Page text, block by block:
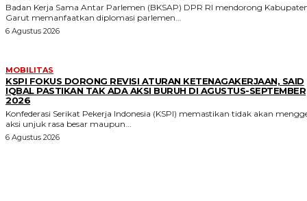
Badan Kerja Sama Antar Parlemen (BKSAP) DPR RI mendorong
Garut memanfaatkan diplomasi parlemen...
6 Agustus 2026
MOBILITAS
KSPI FOKUS DORONG REVISI ATURAN KETENAGAKERJAAN, SAID
IQBAL PASTIKAN TAK ADA AKSI BURUH DI AGUSTUS-SEPTEMBER
2026
Konfederasi Serikat Pekerja Indonesia (KSPI) memastikan tidak akan
aksi unjuk rasa besar maupun...
6 Agustus 2026